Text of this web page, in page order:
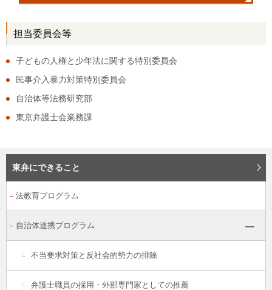
担当委員会等
子どもの人権と少年法に関する特別委員会
民事介入暴力対策特別委員会
自治体等法務研究部
東京弁護士会業務課
東弁にできること
法教育プログラム
自治体連携プログラム
不当要求対策と反社会的勢力の排除
弁護士職員の採用・外部専門家としての推薦